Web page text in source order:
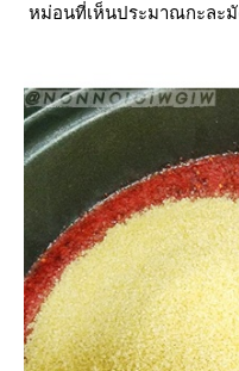
หม่อนที่เห็นประมาณกะละมั